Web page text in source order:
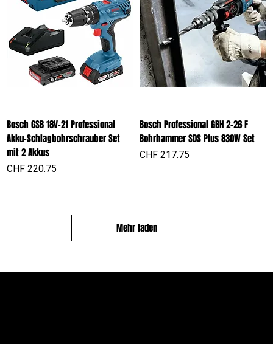
Bosch GSB 18V-21 Professional
Akku-Schlagbohrschrauber Set
mit 2 Akkus
Preis
CHF 220.75
Bosch Professional GBH 2-26 F
Bohrhammer SDS Plus 830W Set
Preis
CHF 217.75
Mehr laden